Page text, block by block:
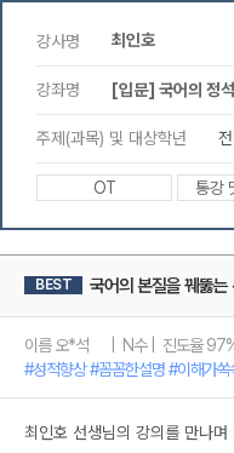
강사명 최인호
강좌명 [입문] 국어의 정석
주제(과목) 및 대상학년
OT 통강
BEST 국어의 본질을 꿰뚫
이름 오*석 | N수 | 진도율
#성적향상 #꼼꼼한설명 #이해가
최인호 선생님의 강의를 만나